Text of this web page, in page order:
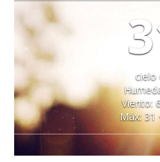
cielo
Viento:
Máx: 31